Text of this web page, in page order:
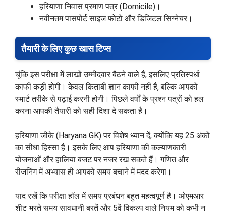
हरियाणा निवास प्रमाण पत्र (Domicile)।
नवीनतम पासपोर्ट साइज फोटो और डिजिटल सिग्नेचर।
तैयारी के लिए कुछ खास टिप्स
चूंकि इस परीक्षा में लाखों उम्मीदवार बैठने वाले हैं, इसलिए प्रतिस्पर्धा
काफी कड़ी होगी। केवल किताबी ज्ञान काफी नहीं है, बल्कि आपको
स्मार्ट तरीके से पढ़ाई करनी होगी। पिछले वर्षों के प्रश्न पत्रों को हल
करना आपकी तैयारी को सही दिशा दे सकता है।
हरियाणा जीके (Haryana GK) पर विशेष ध्यान दें, क्योंकि यह 25 अंकों
का सीधा हिस्सा है। इसके लिए आप हरियाणा की कल्याणकारी
योजनाओं और हालिया बजट पर नजर रख सकते हैं। गणित और
रीजनिंग में अभ्यास ही आपको समय बचाने में मदद करेगा।
याद रखें कि परीक्षा हॉल में समय प्रबंधन बहुत महत्वपूर्ण है। ओएमआर
शीट भरते समय सावधानी बरतें और 5वें विकल्प वाले नियम को कभी न